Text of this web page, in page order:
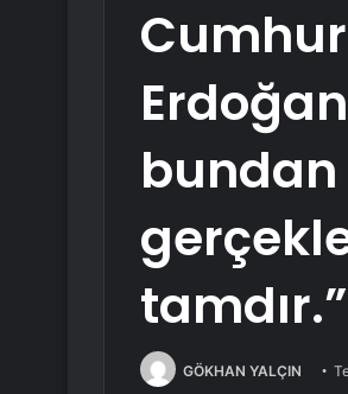
bundan
tamdır.”
GÖKHAN YALÇIN